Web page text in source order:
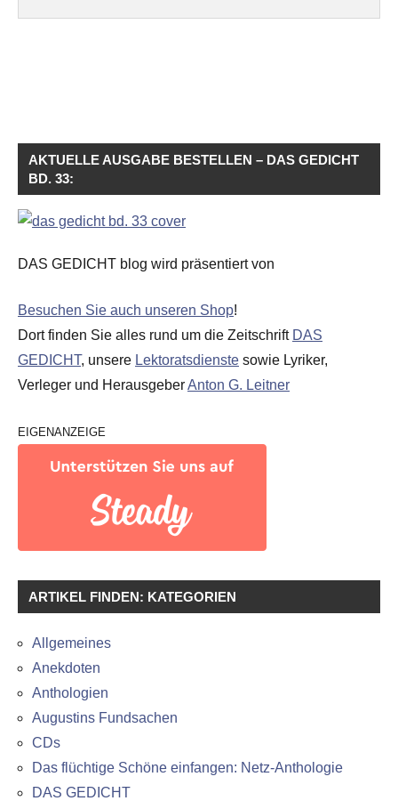
AKTUELLE AUSGABE BESTELLEN – DAS GEDICHT
BD. 33:
DAS GEDICHT blog wird präsentiert von
Besuchen Sie auch unseren Shop!
Dort finden Sie alles rund um die Zeitschrift DAS
GEDICHT, unsere Lektoratsdienste sowie Lyriker,
Verleger und HerausgeberAnton G. Leitner
EIGENANZEIGE
ARTIKEL FINDEN: KATEGORIEN
Allgemeines
Anekdoten
Anthologien
Augustins Fundsachen
CDs
Das flüchtige Schöne einfangen: Netz-Anthologie
DAS GEDICHT